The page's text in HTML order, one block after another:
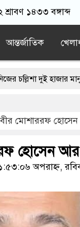
১৪৩৩ বঙ্গাব্দ
আন্তর্জাতিক
হাজার মানুষকে
এমপি আখতারুজ্জামান
মোশাররফ
হোসেন
অপরাহ্ন,